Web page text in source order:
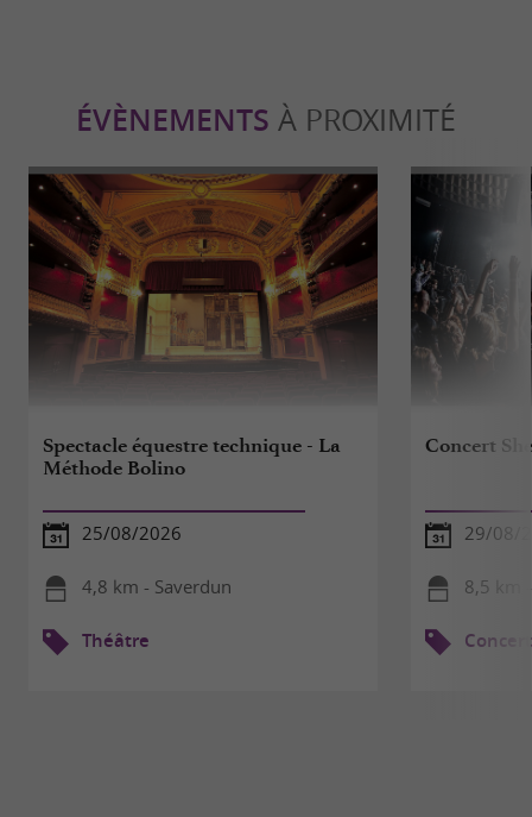
ÉVÈNEMENTS À PROXIMITÉ
Spectacle équestre technique - La
Méthode Bolino
25/08/2026
4,8 km - Saverdun
Théâtre
Concert
29/08/
8,5 km